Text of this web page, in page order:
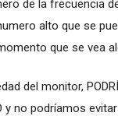
de la frecuencia
alto que se
que se vea
del monitor,
y no podríamos